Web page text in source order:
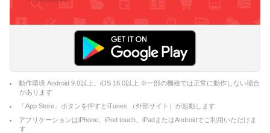
動作環境 Android 9.0以上、iOS 16.0以上 ※一部の機種では正常に動作しない場合
があります
「App Store」ボタンを押すとiTunes （外部サイト）が起動します
アプリケーションはiPhone、iPod touch、iPadまたはAndroidでご利用いただけま
す